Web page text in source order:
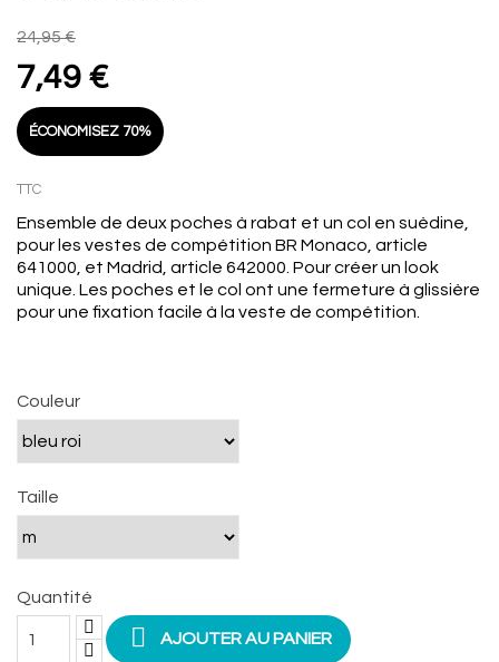
24,95 €
7,49 €
ÉCONOMISEZ 70%
TTC
Ensemble de deux poches à rabat et un col en suèdine,
pour les vestes de compétition BR Monaco, article
641000, et Madrid, article 642000. Pour créer un look
unique. Les poches et le col ont une fermeture à glissière
pour une fixation facile à la veste de compétition.
Couleur
Taille
Quantité
 AJOUTER AU PANIER